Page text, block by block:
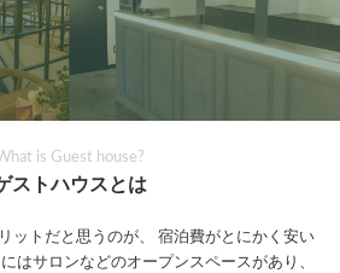
is Guest house?
ストハウスとは
ットだと思うのが、
宿泊費がとにかく安い
はサロンなどのオープンスペースがあり、